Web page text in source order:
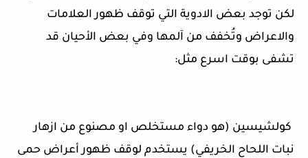
لكن توجد بعض الادوية التي توقف ظهور العلامات
والاعراض وتُخفف من آلمها وفي بعض الأحيان قد
تشفى بوقت اسرع مثل:
كولشيسين (هو دواء مستخلص او مصنوع من ازهار
نبات اللحاح الخريفي) يستخدم لوقف ظهور أعراض حمى